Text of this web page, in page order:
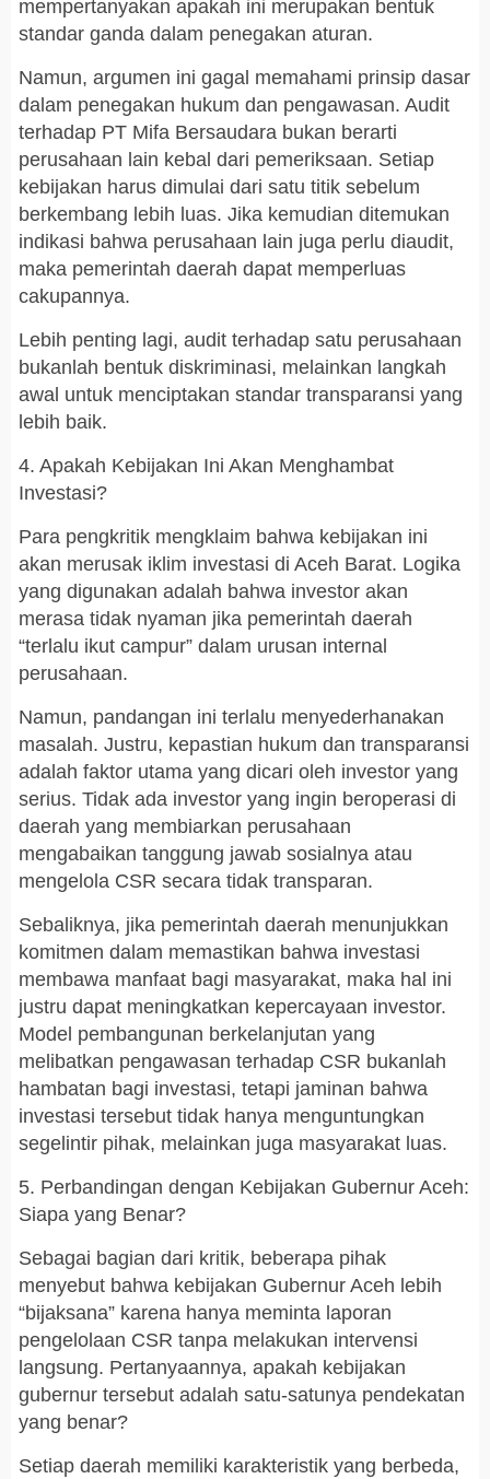
mempertanyakan apakah ini merupakan bentuk
standar ganda dalam penegakan aturan.
Namun, argumen ini gagal memahami prinsip dasar
dalam penegakan hukum dan pengawasan. Audit
terhadap PT Mifa Bersaudara bukan berarti
perusahaan lain kebal dari pemeriksaan. Setiap
kebijakan harus dimulai dari satu titik sebelum
berkembang lebih luas. Jika kemudian ditemukan
indikasi bahwa perusahaan lain juga perlu diaudit,
maka pemerintah daerah dapat memperluas
cakupannya.
Lebih penting lagi, audit terhadap satu perusahaan
bukanlah bentuk diskriminasi, melainkan langkah
awal untuk menciptakan standar transparansi yang
lebih baik.
4. Apakah Kebijakan Ini Akan Menghambat
Investasi?
Para pengkritik mengklaim bahwa kebijakan ini
akan merusak iklim investasi di Aceh Barat. Logika
yang digunakan adalah bahwa investor akan
merasa tidak nyaman jika pemerintah daerah
“terlalu ikut campur” dalam urusan internal
perusahaan.
Namun, pandangan ini terlalu menyederhanakan
masalah. Justru, kepastian hukum dan transparansi
adalah faktor utama yang dicari oleh investor yang
serius. Tidak ada investor yang ingin beroperasi di
daerah yang membiarkan perusahaan
mengabaikan tanggung jawab sosialnya atau
mengelola CSR secara tidak transparan.
Sebaliknya, jika pemerintah daerah menunjukkan
komitmen dalam memastikan bahwa investasi
membawa manfaat bagi masyarakat, maka hal ini
justru dapat meningkatkan kepercayaan investor.
Model pembangunan berkelanjutan yang
melibatkan pengawasan terhadap CSR bukanlah
hambatan bagi investasi, tetapi jaminan bahwa
investasi tersebut tidak hanya menguntungkan
segelintir pihak, melainkan juga masyarakat luas.
5. Perbandingan dengan Kebijakan Gubernur Aceh:
Siapa yang Benar?
Sebagai bagian dari kritik, beberapa pihak
menyebut bahwa kebijakan Gubernur Aceh lebih
“bijaksana” karena hanya meminta laporan
pengelolaan CSR tanpa melakukan intervensi
langsung. Pertanyaannya, apakah kebijakan
gubernur tersebut adalah satu-satunya pendekatan
yang benar?
Setiap daerah memiliki karakteristik yang berbeda,